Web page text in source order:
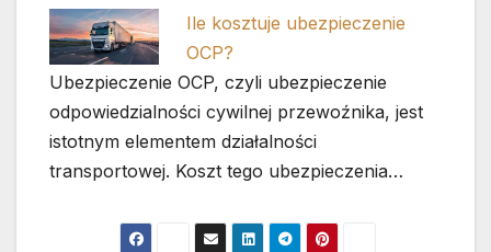
Ile kosztuje ubezpieczenie
OCP?
Ubezpieczenie OCP, czyli ubezpieczenie
odpowiedzialności cywilnej przewoźnika, jest
istotnym elementem działalności
transportowej. Koszt tego ubezpieczenia…